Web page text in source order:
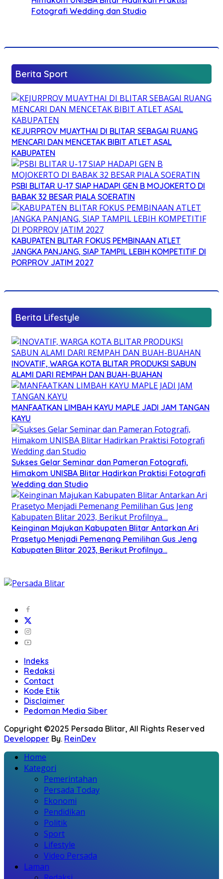
Fotografi Wedding dan Studio
Berita Sport
KEJURPROV MUAYTHAI DI BLITAR SEBAGAI RUANG
MENCARI DAN MENCETAK BIBIT ATLET ASAL
KABUPATEN
PSBI BLITAR U-17 SIAP HADAPI GEN B MOJOKERTO DI
BABAK 32 BESAR PIALA SOERATIN
KABUPATEN BLITAR FOKUS PEMBINAAN ATLET
JANGKA PANJANG, SIAP TAMPIL LEBIH KOMPETITIF DI
PORPROV JATIM 2027
Berita Lifestyle
INOVATIF, WARGA KOTA BLITAR PRODUKSI SABUN
ALAMI DARI REMPAH DAN BUAH-BUAHAN
MANFAATKAN LIMBAH KAYU MAPLE JADI JAM TANGAN
KAYU
Sukses Gelar Seminar dan Pameran Fotografi,
Himakom UNISBA Blitar Hadirkan Praktisi Fotografi
Wedding dan Studio
Keinginan Majukan Kabupaten Blitar Antarkan Ari
Prasetyo Menjadi Pemenang Pemilihan Gus Jeng
Kabupaten Blitar 2023, Berikut Profilnya…
Indeks
Redaksi
Contact
Kode Etik
Disclaimer
Pedoman Media Siber
Copyright ©2025 Persada Blitar, All Rights Reserved
Developper By. ReinDev
Home
Kategori
Pemerintahan
Persada Today
Ekonomi
Pendidikan
Politik
Sport
Lifestyle
Video Persada
Laman